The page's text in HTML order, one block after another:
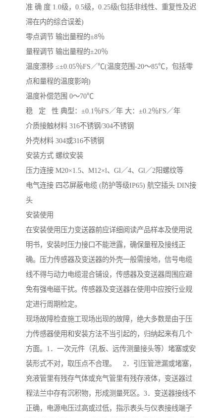
准 确 度 1.0级，0.5级，0.25级(包括非线性、重复性及迟
滞在内的综合误差)
零点调节 输出量程的±8％
量程调节 输出量程的±20％
温度漂移 ≤±0.05％FS／℃(温度范围-20～85℃，包括零
点和量程的温度影响)
温度补偿范围 0～70℃
稳 定 性 典型：±0.1％FS／年 大：±0.2％FS／年
介质接触材料 316不锈钢/304不锈钢
外壳材料 304或316不锈钢
安装方式 螺纹安装
压力连接 M20×1.5、M12×l、Gl／4、Gl／2阳螺纹等
电气连接 四芯屏蔽电缆 (防护等级IP65) 航空插头 DIN接
头
安装使用
在安装使用压力变送器前应详细阅读产品样本及使用说
明书，安装时压力接口不能泄露，确保量程及接线正
确。压力传感器及变送器的外壳一般需接地，信号电缆
线不得与动力电缆混合铺设，传感器及变送器周围应避
免有强电磁干扰。传感器及变送器在使用中应按行业规
定进行周期检定。
现场故障检查施工现场出现的故障，绝大多数是由于压
力传感器使用和安装方法不当引起的，归纳起来有几个
方面。1．一次元件（孔板、远传测量接头等）堵塞或安
装形式不对，取压点不合理。 2．引压管泄漏或堵塞，
充液管里有残存气体或充气管里有残存液体，变送器过
程法兰中存有沉积物，形成测量死区。3．变送器接线不
正确，电源电压过高或过低，指示表头与仪表接线端子